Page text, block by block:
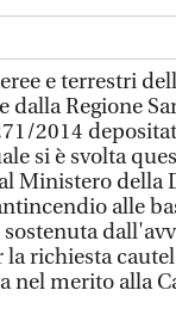
e terrestri
dalla Regione
2014
si è svolta
Ministero della
alle
richiesta
nel merito alla